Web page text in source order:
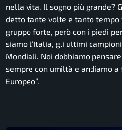
nella vita. Il sogno più grande?
detto tante volte e tanto tempo
gruppo forte, però con i piedi
siamo l’Italia, gli ultimi
Mondiali. Noi dobbiamo
sempre con umiltà e andiamo a
Europeo”.